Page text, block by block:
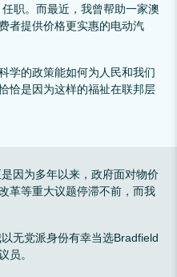
职。而最近，我曾帮助一家澳
者提供价格更实惠的电动汽
学的政策能如何为人民和我们
恰是因为这样的福祉在联邦层
因为多年以来，政府面对物价
革等重大议题停滞不前，而我
无党派身份有幸当选Bradfield
员。